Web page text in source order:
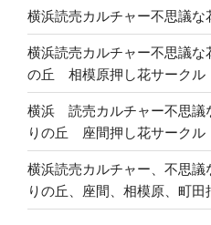
横浜読売カルチャー不思議な
横浜読売カルチャー不思議な
の丘 相模原押し花サークル
横浜 読売カルチャー不思議
りの丘 座間押し花サークル
横浜読売カルチャー、不思
りの丘、座間、相模原、町